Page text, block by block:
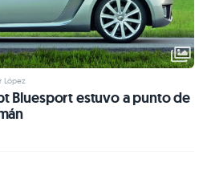
López
Bluesport estuvo a punto de